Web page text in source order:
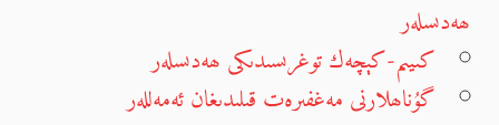
ھەدىسلەر
كىيىم-كېچەك توغرىسىدىكى ھەدىسلەر
گۇناھلارنى مەغفىرەت قىلىدىغان ئەمەللەر